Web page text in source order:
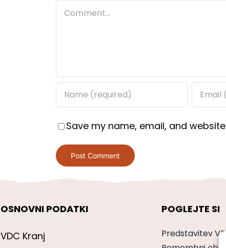
Comment
Save my name, email, and
OSNOVNI PODATKI
VDC Kranj
POGLEJTE SI
Predstavitev